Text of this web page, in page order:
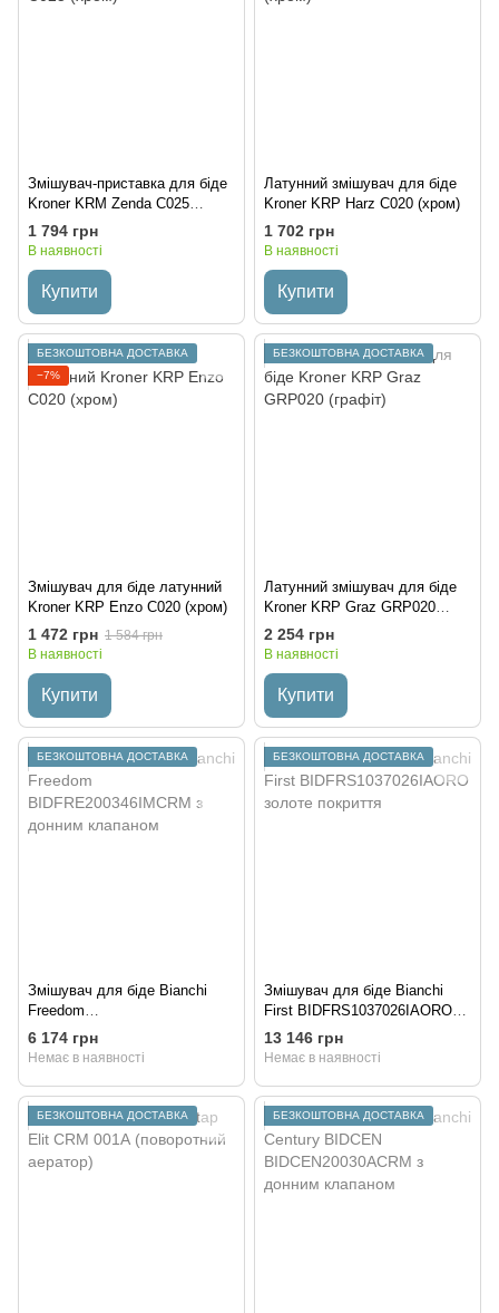
Змішувач-приставка для біде
Kroner KRM Zenda C025
(хром)
1 794 грн
В наявності
Купити
Латунний змішувач для біде
Kroner KRP Harz C020 (хром)
1 702 грн
В наявності
Купити
БЕЗКОШТОВНА ДОСТАВКА
−7%
Змішувач для біде латунний
Kroner KRP Enzo C020 (хром)
1 472 грн 1 584 грн
В наявності
Купити
БЕЗКОШТОВНА ДОСТАВКА
Латунний змішувач для біде
Kroner KRP Graz GRP020
(графіт)
2 254 грн
В наявності
Купити
БЕЗКОШТОВНА ДОСТАВКА
Змішувач для біде Bianchi
Freedom
BIDFRE200346IMCRM з
донним клапаном
6 174 грн
Немає в наявності
БЕЗКОШТОВНА ДОСТАВКА
Змішувач для біде Bianchi
First BIDFRS1037026IAORO
золоте покриття
13 146 грн
Немає в наявності
БЕЗКОШТОВНА ДОСТАВКА БЕЗКОШТОВНА ДОСТАВКА